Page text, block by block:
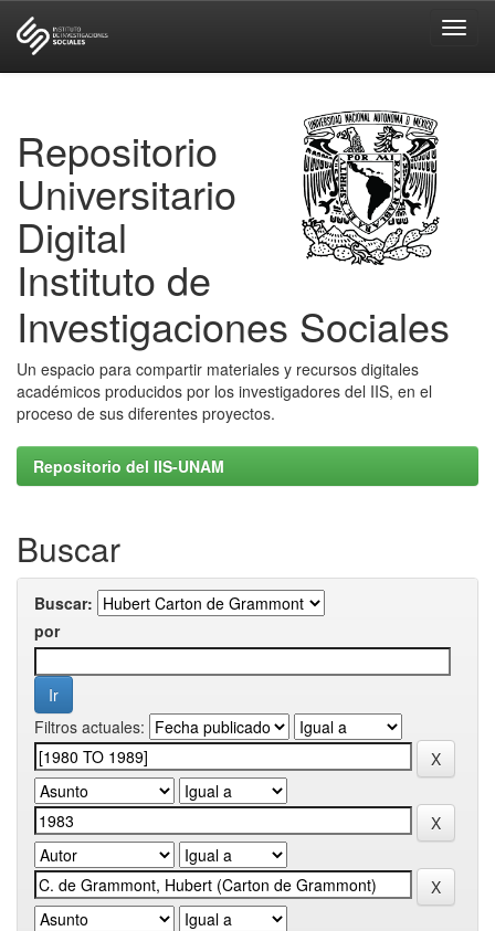
Repositorio
Universitario
Digital
Instituto de
Investigaciones Sociales
Un espacio para compartir materiales y recursos digitales
académicos producidos por los investigadores del IIS, en el
proceso de sus diferentes proyectos.
Repositorio del IIS-UNAM
Buscar
Buscar:
por
Filtros actuales: